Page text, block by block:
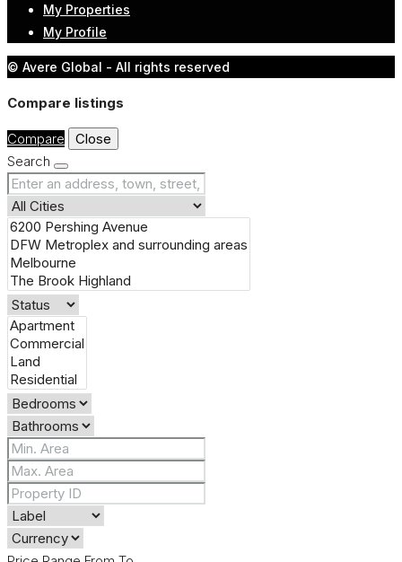
My Properties
My Profile
© Avere Global - All rights reserved
Compare listings
Compare
Close
Search